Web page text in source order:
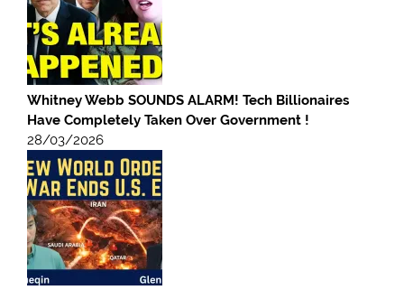
Whitney Webb SOUNDS ALARM! Tech Billionaires
Have Completely Taken Over Government !
28/03/2026